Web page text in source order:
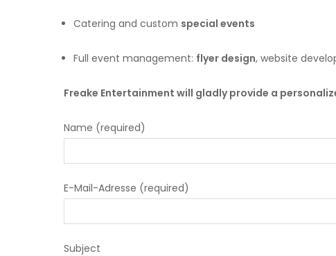
Catering and custom special events
Full event management: flyer design, website
Freake Entertainment will gladly provide a
Name (required)
E-Mail-Adresse (required)
Subject